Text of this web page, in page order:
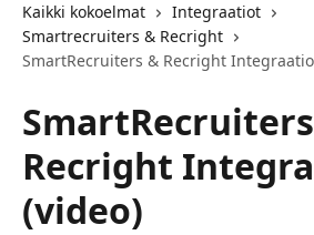
Kaikki kokoelmat
Integraatiot
Smartrecruiters & Recright
SmartRecruiters & Recright
Recright
(video)